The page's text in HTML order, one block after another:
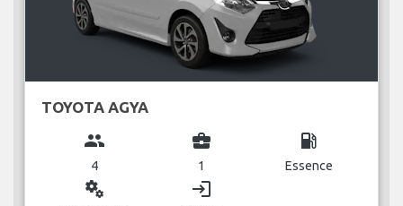
TOYOTA AGYA
group
4
business_center
1
local_gas_station
Essence
miscellaneous_services login